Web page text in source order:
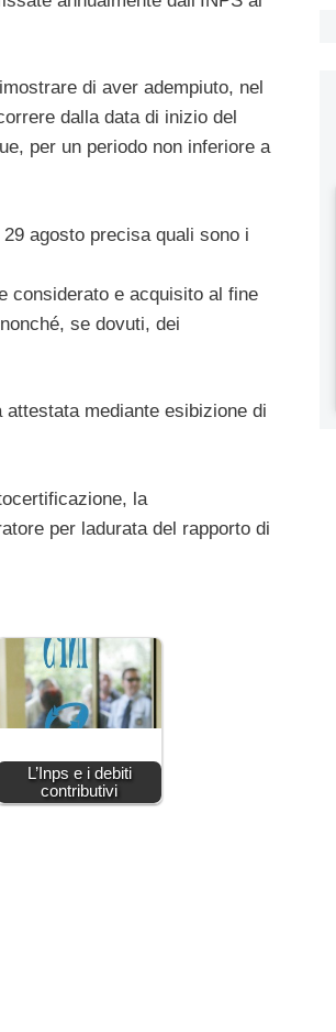
di aver adempiuto, nel
dalla data di inizio del
per un periodo non inferiore a
agosto precisa quali sono i
considerato e acquisito al fine
se dovuti, dei
mediante esibizione di
la
per ladurata del rapporto di
L’Inps e i debiti
contributivi